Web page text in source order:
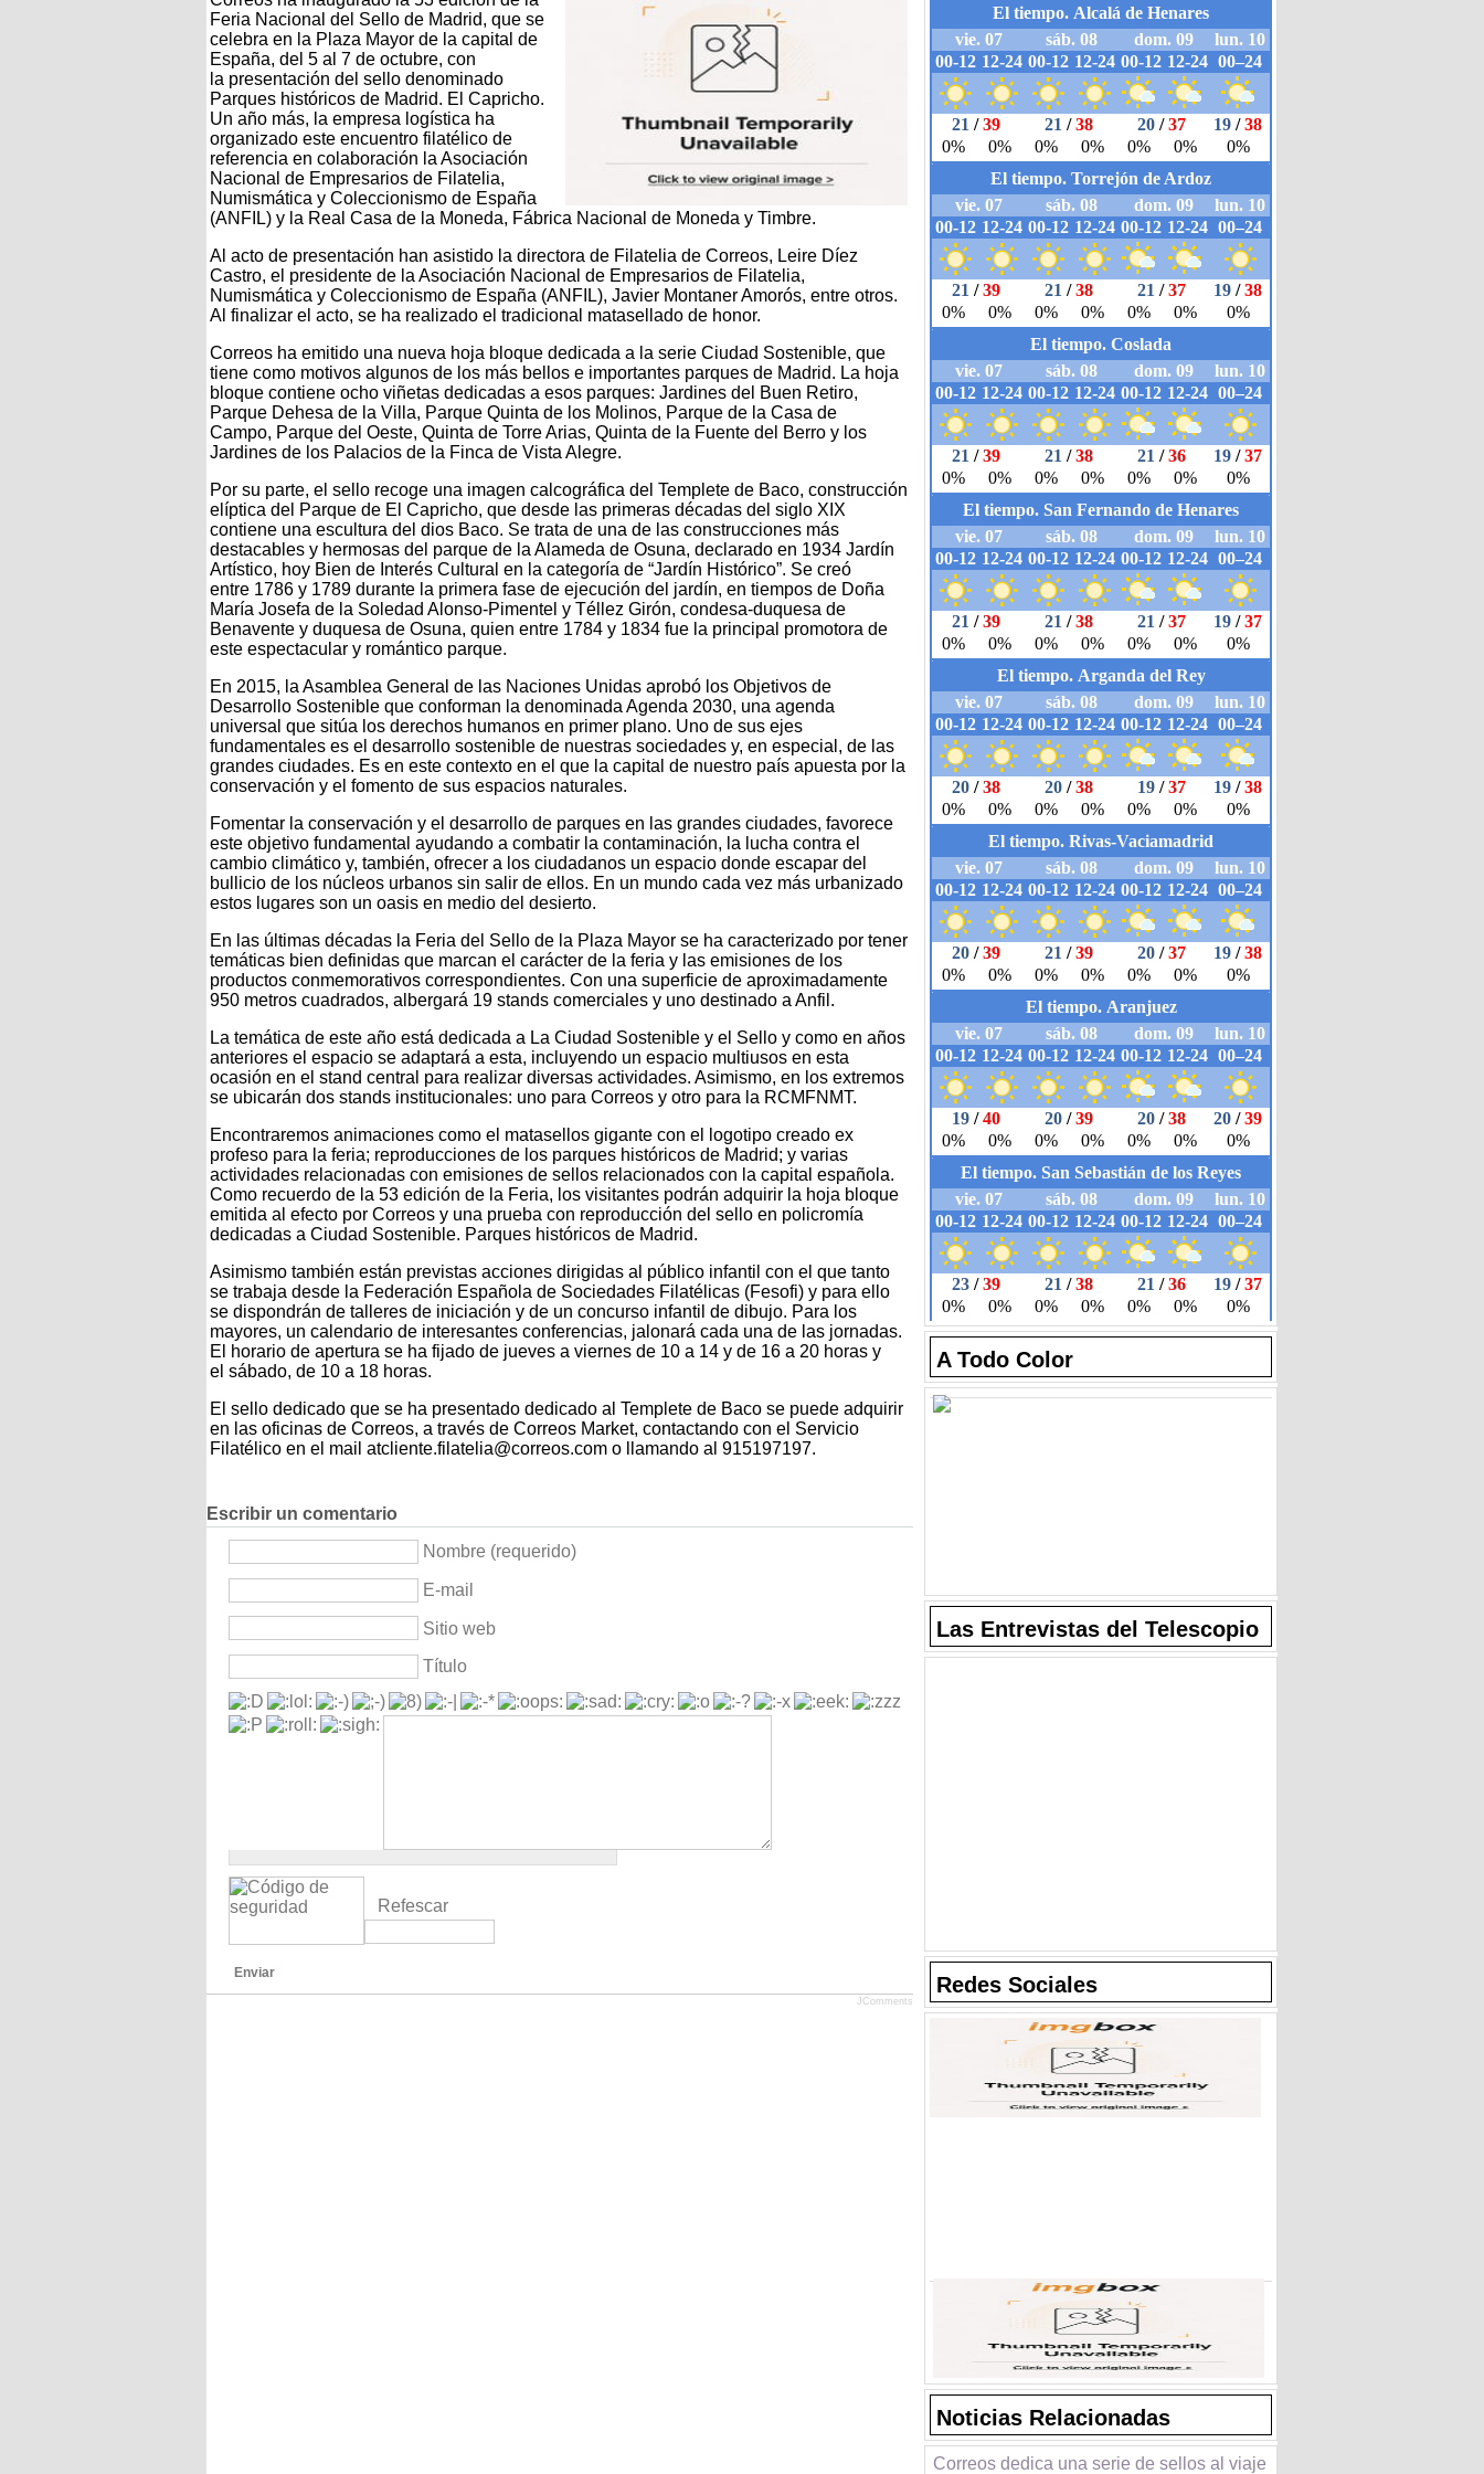
Feria Nacional del Sello de Madrid, que se
celebra en la Plaza Mayor de la capital de
España, del 5 al 7 de octubre, con
la presentación del sello denominado
Parques históricos de Madrid. El Capricho.
Un año más, la empresa logística ha
organizado este encuentro filatélico de
referencia en colaboración la Asociación
Nacional de Empresarios de Filatelia,
Numismática y Coleccionismo de España
(ANFIL) y la Real Casa de la Moneda, Fábrica Nacional de Moneda y Timbre.
Al acto de presentación han asistido la directora de Filatelia de Correos, Leire Díez
Castro, el presidente de la Asociación Nacional de Empresarios de Filatelia,
Numismática y Coleccionismo de España (ANFIL), Javier Montaner Amorós, entre otros.
Al finalizar el acto, se ha realizado el tradicional matasellado de honor.
Correos ha emitido una nueva hoja bloque dedicada a la serie Ciudad Sostenible, que
tiene como motivos algunos de los más bellos e importantes parques de Madrid. La hoja
bloque contiene ocho viñetas dedicadas a esos parques: Jardines del Buen Retiro,
Parque Dehesa de la Villa, Parque Quinta de los Molinos, Parque de la Casa de
Campo, Parque del Oeste, Quinta de Torre Arias, Quinta de la Fuente del Berro y los
Jardines de los Palacios de la Finca de Vista Alegre.
Por su parte, el sello recoge una imagen calcográfica del Templete de Baco, construcción
elíptica del Parque de El Capricho, que desde las primeras décadas del siglo XIX
contiene una escultura del dios Baco. Se trata de una de las construcciones más
destacables y hermosas del parque de la Alameda de Osuna, declarado en 1934 Jardín
Artístico, hoy Bien de Interés Cultural en la categoría de “Jardín Histórico”. Se creó
entre 1786 y 1789 durante la primera fase de ejecución del jardín, en tiempos de Doña
María Josefa de la Soledad Alonso-Pimentel y Téllez Girón, condesa-duquesa de
Benavente y duquesa de Osuna, quien entre 1784 y 1834 fue la principal promotora de
este espectacular y romántico parque.
En 2015, la Asamblea General de las Naciones Unidas aprobó los Objetivos de
Desarrollo Sostenible que conforman la denominada Agenda 2030, una agenda
universal que sitúa los derechos humanos en primer plano. Uno de sus ejes
fundamentales es el desarrollo sostenible de nuestras sociedades y, en especial, de las
grandes ciudades. Es en este contexto en el que la capital de nuestro país apuesta por la
conservación y el fomento de sus espacios naturales.
Fomentar la conservación y el desarrollo de parques en las grandes ciudades, favorece
este objetivo fundamental ayudando a combatir la contaminación, la lucha contra el
cambio climático y, también, ofrecer a los ciudadanos un espacio donde escapar del
bullicio de los núcleos urbanos sin salir de ellos. En un mundo cada vez más urbanizado
estos lugares son un oasis en medio del desierto.
En las últimas décadas la Feria del Sello de la Plaza Mayor se ha caracterizado por tener
temáticas bien definidas que marcan el carácter de la feria y las emisiones de los
productos conmemorativos correspondientes. Con una superficie de aproximadamente
950 metros cuadrados, albergará 19 stands comerciales y uno destinado a Anfil.
La temática de este año está dedicada a La Ciudad Sostenible y el Sello y como en años
anteriores el espacio se adaptará a esta, incluyendo un espacio multiusos en esta
ocasión en el stand central para realizar diversas actividades. Asimismo, en los extremos
se ubicarán dos stands institucionales: uno para Correos y otro para la RCMFNMT.
Encontraremos animaciones como el matasellos gigante con el logotipo creado ex
profeso para la feria; reproducciones de los parques históricos de Madrid; y varias
actividades relacionadas con emisiones de sellos relacionados con la capital española.
Como recuerdo de la 53 edición de la Feria, los visitantes podrán adquirir la hoja bloque
emitida al efecto por Correos y una prueba con reproducción del sello en policromía
dedicadas a Ciudad Sostenible. Parques históricos de Madrid.
Asimismo también están previstas acciones dirigidas al público infantil con el que tanto
se trabaja desde la Federación Española de Sociedades Filatélicas (Fesofi) y para ello
se dispondrán de talleres de iniciación y de un concurso infantil de dibujo. Para los
mayores, un calendario de interesantes conferencias, jalonará cada una de las jornadas.
El horario de apertura se ha fijado de jueves a viernes de 10 a 14 y de 16 a 20 horas y
el sábado, de 10 a 18 horas.
El sello dedicado que se ha presentado dedicado al Templete de Baco se puede adquirir
en las oficinas de Correos, a través de Correos Market, contactando con el Servicio
Filatélico en el mail atcliente.filatelia@correos.com o llamando al 915197197.
Escribir un comentario
Nombre (requerido)
E-mail
Sitio web
Título
Refescar
Enviar
JComments
A Todo Color
Las Entrevistas del Telescopio
Redes Sociales
Noticias Relacionadas
Correos dedica una serie de sellos al viaje